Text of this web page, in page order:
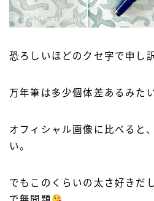
恐ろしいほどのクセ字で申し
万年筆は多少個体差あるみた
オフィシャル画像に比べると
い。
でもこのくらいの太さ好きだ